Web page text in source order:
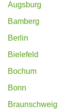
Augsburg
Bamberg
Berlin
Bielefeld
Bochum
Bonn
Braunschweig